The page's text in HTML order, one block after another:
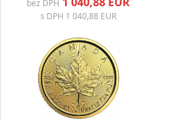
bez DPH
s DPH 1 040,88 EUR